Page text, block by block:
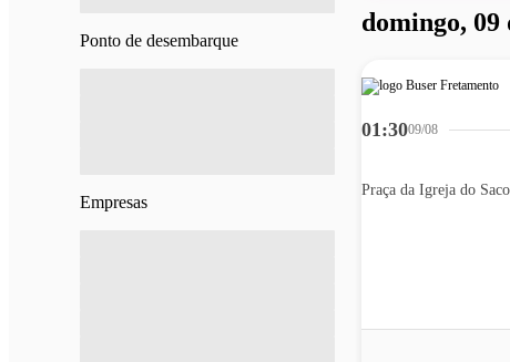
Ponto de desembarque
Empresas
domingo, 09
01:3009/08
Praça da Igreja do Saco